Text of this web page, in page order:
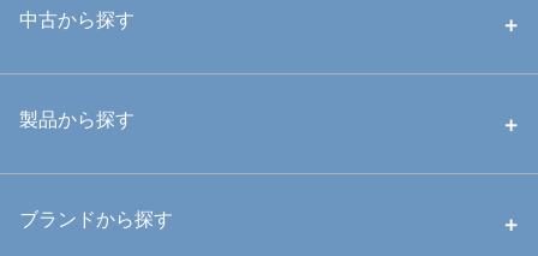
中古から探す
中古ハウジング
製品から探す
ハウジング
ブランドから探す